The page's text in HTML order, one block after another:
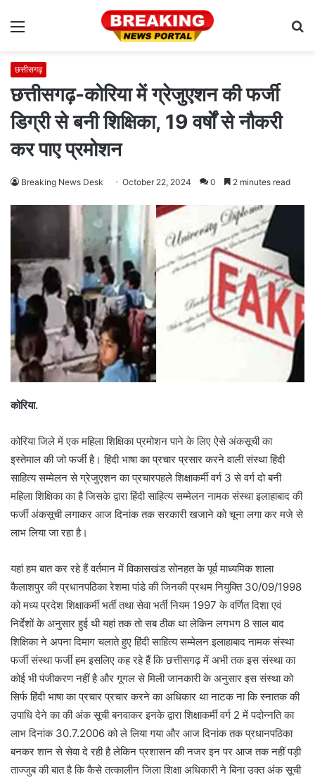
Menu
छत्तीसगढ़
छत्तीसगढ़-कोरिया में ग्रेजुएशन की फर्जी
डिग्री से बनी शिक्षिका, 19 वर्षों से नौकरी
कर पाए प्रमोशन
Breaking News Desk October 22, 2024 0 2 minutes read
कोरिया.
कोरिया जिले में एक महिला शिक्षिका प्रमोशन पाने के लिए ऐसे अंकसूची का
इस्तेमाल की जो फर्जी है। हिंदी भाषा का प्रचार प्रसार करने वाली संस्था हिंदी
साहित्य सम्मेलन से ग्रेजुएशन का प्रचारपहले शिक्षाकर्मी वर्ग 3 से वर्ग दो बनी
महिला शिक्षिका का है जिसके द्वारा हिंदी साहित्य सम्मेलन नामक संस्था इलाहाबाद की
फर्जी अंकसूची लगाकर आज दिनांक तक सरकारी खजाने को चूना लगा कर मजे से
लाभ लिया जा रहा है।
यहां हम बात कर रहे हैं वर्तमान में विकासखंड सोनहत के पूर्व माध्यमिक शाला
कैलाशपुर की प्रधानपठिका रेशमा पांडे की जिनकी प्रथम नियुक्ति 30/09/1998
को मध्य प्रदेश शिक्षाकर्मी भर्ती तथा सेवा भर्ती नियम 1997 के वर्णित दिशा एवं
निर्देशों के अनुसार हुई थी यहां तक तो सब ठीक था लेकिन लगभग 8 साल बाद
शिक्षिका ने अपना दिमाग चलाते हुए हिंदी साहित्य सम्मेलन इलाहाबाद नामक संस्था
फर्जी संस्था फर्जी हम इसलिए कह रहे हैं कि छत्तीसगढ़ में अभी तक इस संस्था का
कोई भी पंजीकरण नहीं है और गूगल से मिली जानकारी के अनुसार इस संस्था को
सिर्फ हिंदी भाषा का प्रचार प्रचार करने का अधिकार था नाटक ना कि स्नातक की
उपाधि देने का की अंक सूची बनवाकर इनके द्वारा शिक्षाकर्मी वर्ग 2 में पदोन्नति का
लाभ दिनांक 30.7.2006 को ले लिया गया और आज दिनांक तक प्रधानपठिका
बनकर शान से सेवा दे रही है लेकिन प्रशासन की नजर इन पर आज तक नहीं पड़ी
ताज्जुब की बात है कि कैसे तत्कालीन जिला शिक्षा अधिकारी ने बिना उक्त अंक सूची